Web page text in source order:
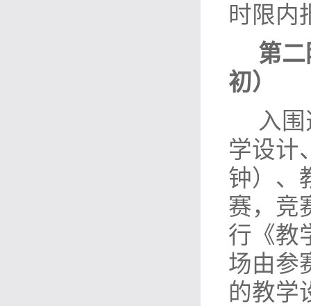
时限内
第
初）
入
学设计
钟）、
赛，竞
行《教
场由参
的教学